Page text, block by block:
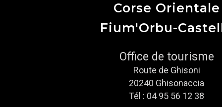
Corse Orientale
Fium'Orbu-
Office de tourisme
Route de Ghisoni
20240 Ghisonaccia
Tél : 04 95 56 12 38